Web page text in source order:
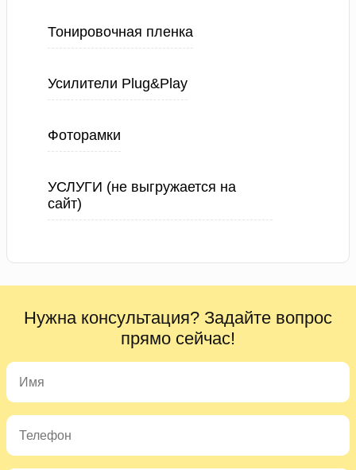
Тонировочная пленка
Усилители Plug&Play
Фоторамки
УСЛУГИ (не выгружается на
сайт)
Нужна консультация? Задайте вопрос
прямо сейчас!